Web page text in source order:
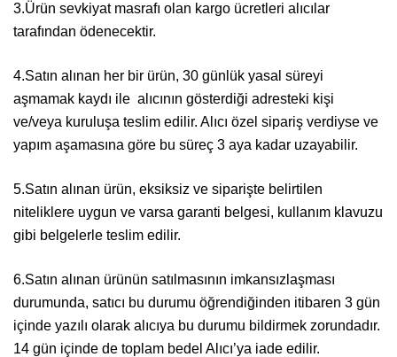
3.Ürün sevkiyat masrafı olan kargo ücretleri alıcılar
tarafından ödenecektir.
4.Satın alınan her bir ürün, 30 günlük yasal süreyi
aşmamak kaydı ile alıcının gösterdiği adresteki kişi
ve/veya kuruluşa teslim edilir. Alıcı özel sipariş verdiyse ve
yapım aşamasına göre bu süreç 3 aya kadar uzayabilir.
5.Satın alınan ürün, eksiksiz ve siparişte belirtilen
niteliklere uygun ve varsa garanti belgesi, kullanım klavuzu
gibi belgelerle teslim edilir.
6.Satın alınan ürünün satılmasının imkansızlaşması
durumunda, satıcı bu durumu öğrendiğinden itibaren 3 gün
içinde yazılı olarak alıcıya bu durumu bildirmek zorundadır.
14 gün içinde de toplam bedel Alıcı’ya iade edilir.